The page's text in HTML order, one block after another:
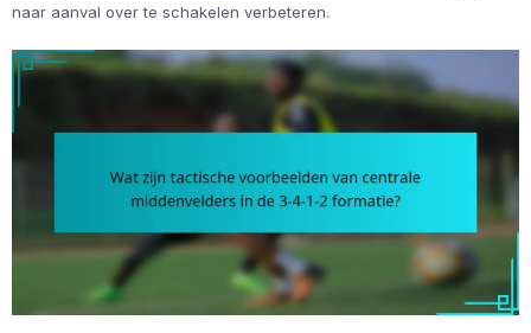
naar aanval over te schakelen verbeteren.